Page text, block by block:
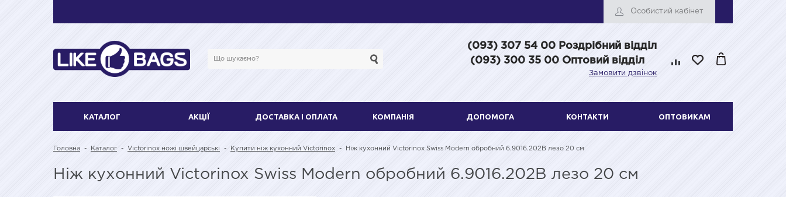
Особистий кабінет
(093) 307 54 00 Роздрібний відділ
(093) 300 35 00 Оптовий відділ
Замовити дзвінок
КАТАЛОГ АКЦІЇ ДОСТАВКА І ОПЛАТА КОМПАНІЯ ДОПОМОГА КОНТАКТИ ОПТОВИКАМ
Головна - Каталог - Victorinox ножі швейцарські - Купити ніж кухонний Victorinox - Ніж кухонний Victorinox Swiss Modern обробний 6.9016.202B лезо 20 см
Ніж кухонний Victorinox Swiss Modern обробний 6.9016.202B лезо 20 см